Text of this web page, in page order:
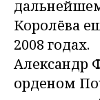
Королёва
2008 годах.
Александр
орденом